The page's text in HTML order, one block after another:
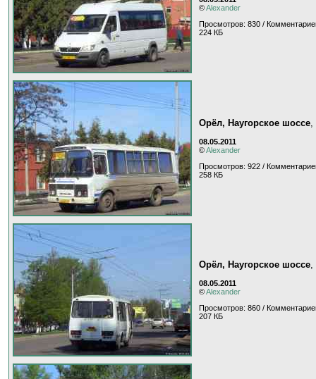
©Alexander
Просмотров: 830 /
224 КБ
Орёл, Наугорское шоссе
08.05.2011
©Alexander
Просмотров: 922 /
258 КБ
Орёл, Наугорское шоссе
08.05.2011
©Alexander
Просмотров: 860 /
207 КБ